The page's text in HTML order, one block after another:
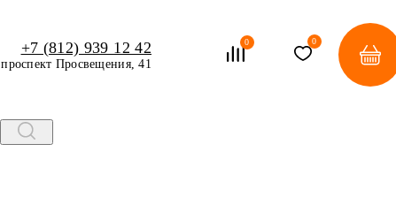
+7 (812) 939 12 42
проспект Просвещения, 41
0 0